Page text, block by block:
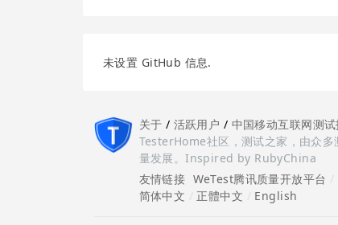
未设置 GitHub 信息.
关于 / 活跃用户 / 中国移动互联网测
TesterHome社区，测试之家，由众
量发展。Inspired by RubyChina
友情链接 WeTest腾讯质量开放平台
简体中文
正體中文 English